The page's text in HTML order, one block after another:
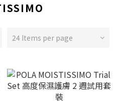
24 Items per page